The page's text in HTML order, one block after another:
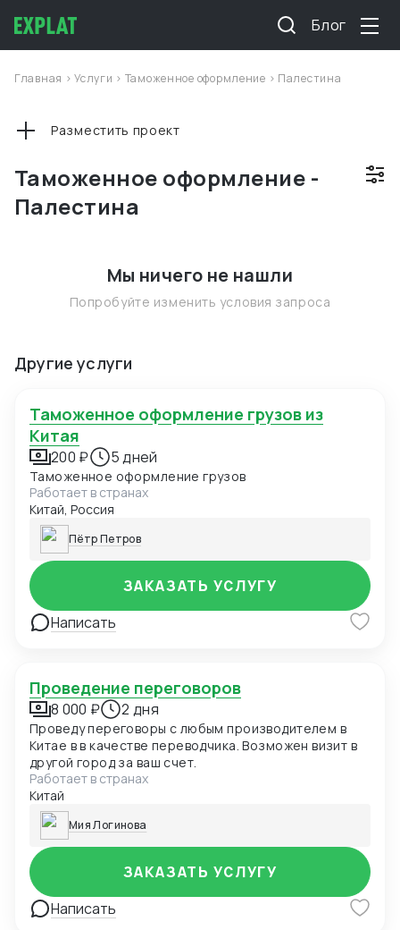
Блог
Главная >Услуги > Таможенное оформление > Палестина
Таможенное оформление -
Палестина
Разместить проект
Мы ничего не нашли
Попробуйте изменить условия запроса
Другие услуги
Таможенное оформление грузов из
Китая
200 ₽ 5 дней
Таможенное оформление грузов
Работает в странах
Китай, Россия
Пётр Петров
Написать
ЗАКАЗАТЬ УСЛУГУ
Проведение переговоров
8 000 ₽ 2 дня
Проведу переговоры с любым производителем в
Китае в в качестве переводчика. Возможен визит в
другой город за ваш счет.
Работает в странах
Китай
Мия Логинова
Написать
ЗАКАЗАТЬ УСЛУГУ